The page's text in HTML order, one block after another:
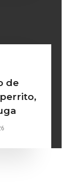
de